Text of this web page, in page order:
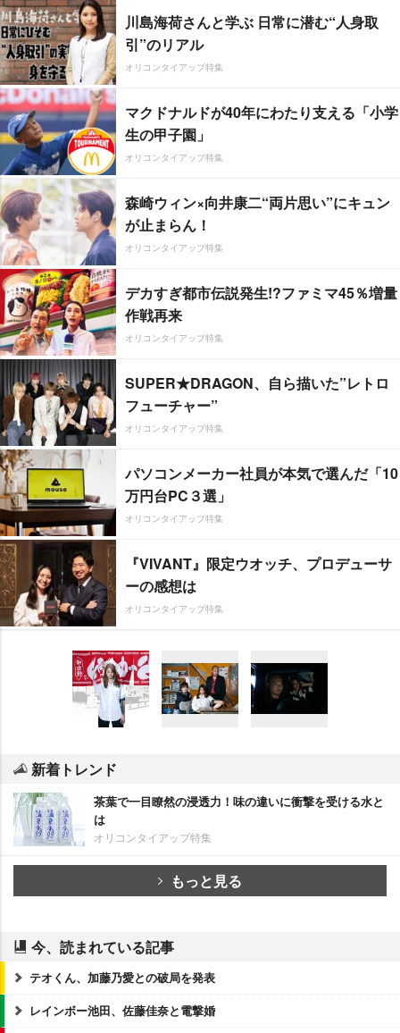
川島海荷さんと学ぶ 日常に潜む“人身取
引”のリアル
オリコンタイアップ特集
マクドナルドが40年にわたり支える「小学
生の甲子園」
オリコンタイアップ特集
森崎ウィン×向井康二“両片思い”にキュン
が止まらん！
オリコンタイアップ特集
デカすぎ都市伝説発生!?ファミマ45％増量
作戦再来
オリコンタイアップ特集
SUPER★DRAGON、自ら描いた”レトロ
フューチャー”
オリコンタイアップ特集
パソコンメーカー社員が本気で選んだ「10
万円台PC３選」
オリコンタイアップ特集
『VIVANT』限定ウオッチ、プロデューサ
ーの感想は
オリコンタイアップ特集
新着トレンド
茶葉で一目瞭然の浸透力！味の違いに衝撃を受ける水と
は
オリコンタイアップ特集
もっと見る
今、読まれている記事
テオくん、加藤乃愛との破局を発表
レインボー池田、佐藤佳奈と電撃婚